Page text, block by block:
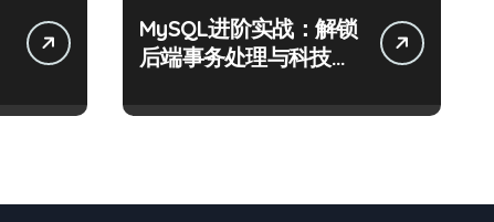
MySQL进阶实战：解锁
后端事务处理与科技性